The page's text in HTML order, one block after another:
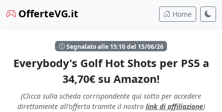
OfferteVG.it Home
Segnalato alle 15:10 del 15/06/26
Everybody's Golf Hot Shots per PS5 a
34,70€ su Amazon!
(Clicca sulla scheda corrispondente qui sotto per accedere
direttamente all'offerta tramite il nostro link di affiliazione)